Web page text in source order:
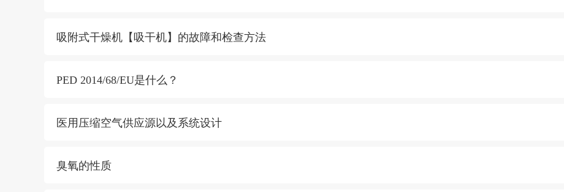
吸附式干燥机【吸干机】的故障和检查方法
PED 2014/68/EU是什么？
医用压缩空气供应源以及系统设计
臭氧的性质